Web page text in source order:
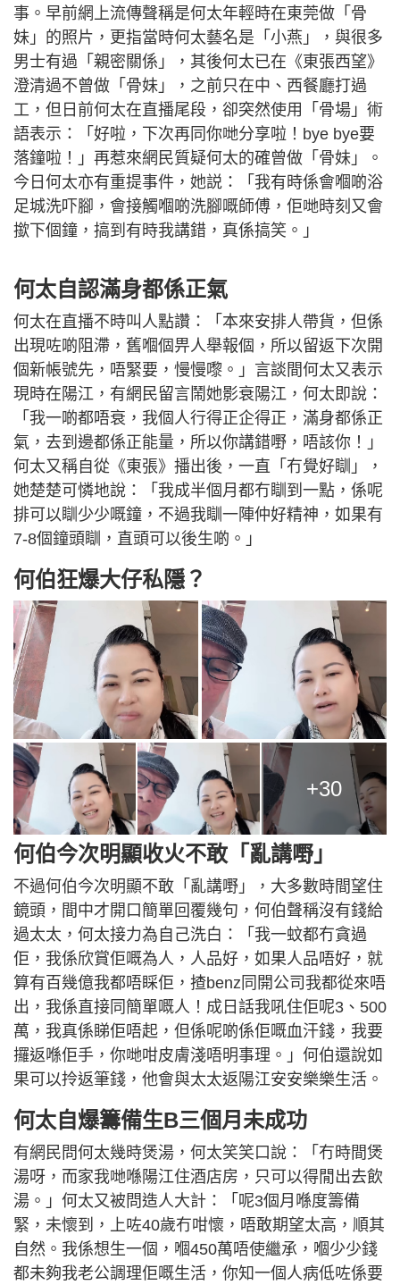
事。早前網上流傳聲稱是何太年輕時在東莞做「骨
妹」的照片，更指當時何太藝名是「小燕」，與很多
男士有過「親密關係」，其後何太已在《東張西望》
澄清過不曾做「骨妹」，之前只在中、西餐廳打過
工，但日前何太在直播尾段，卻突然使用「骨場」術
語表示：「好啦，下次再同你哋分享啦！bye bye要
落鐘啦！」再惹來網民質疑何太的確曾做「骨妹」。
今日何太亦有重提事件，她説：「我有時係會嗰啲浴
足城洗吓腳，會接觸嗰啲洗腳嘅師傅，佢哋時刻又會
撳下個鐘，搞到有時我講錯，真係搞笑。」
何太自認滿身都係正氣
何太在直播不時叫人點讚：「本來安排人帶貨，但係
出現咗啲阻滯，舊嗰個畀人舉報個，所以留返下次開
個新帳號先，唔緊要，慢慢嚟。」言談間何太又表示
現時在陽江，有網民留言鬧她影衰陽江，何太即說：
「我一啲都唔衰，我個人行得正企得正，滿身都係正
氣，去到邊都係正能量，所以你講錯嘢，唔該你！」
何太又稱自從《東張》播出後，一直「冇覺好瞓」，
她楚楚可憐地說：「我成半個月都冇瞓到一點，係呢
排可以瞓少少嘅鐘，不過我瞓一陣仲好精神，如果有
7-8個鐘頭瞓，直頭可以後生啲。」
何伯狂爆大仔私隱？
+30
何伯今次明顯收火不敢「亂講嘢」
不過何伯今次明顯不敢「亂講嘢」，大多數時間望住
鏡頭，間中才開口簡單回覆幾句，何伯聲稱沒有錢給
過太太，何太接力為自己洗白：「我一蚊都冇貪過
佢，我係欣賞佢嘅為人，人品好，如果人品唔好，就
算有百幾億我都唔睬佢，揸benz同開公司我都從來唔
出，我係直接同簡單嘅人！成日話我吼住佢呢3、500
萬，我真係睇佢唔起，但係呢啲係佢嘅血汗錢，我要
攞返喺佢手，你哋咁皮膚淺唔明事理。」何伯還說如
果可以拎返筆錢，他會與太太返陽江安安樂樂生活。
何太自爆籌備生B三個月未成功
有網民問何太幾時煲湯，何太笑笑口說：「冇時間煲
湯呀，而家我哋喺陽江住酒店房，只可以得閒出去飲
湯。」何太又被問造人大計：「呢3個月喺度籌備
緊，未懷到，上咗40歲冇咁懷，唔敢期望太高，順其
自然。我係想生一個，嗰450萬唔使繼承，嗰少少錢
都未夠我老公調理佢嘅生活，你知一個人病低咗係要